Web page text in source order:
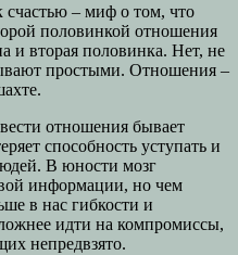
счастью – миф о том, что
половинкой отношения
и вторая половинка. Нет, не
простыми. Отношения –
отношения бывает
способность уступать и
В юности мозг
информации, но чем
в нас гибкости и
идти на компромиссы,
непредвзято.